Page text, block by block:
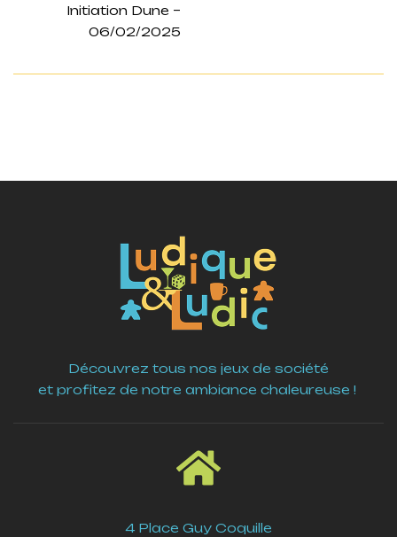
Initiation Dune –
06/02/2025
Découvrez tous nos jeux de société
et profitez de notre ambiance chaleureuse !
4 Place Guy Coquille